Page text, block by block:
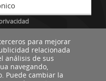
o promociones.
para mejorar
relacionada
análisis de sus
navegando,
Puede cambiar la